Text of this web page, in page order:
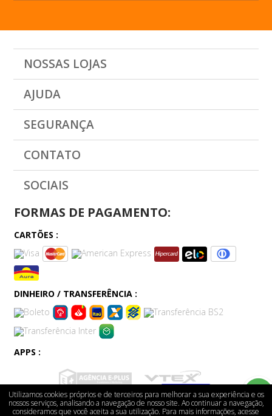
NOSSAS LOJAS
AJUDA
SEGURANÇA
CONTATO
SOCIAIS
FORMAS DE PAGAMENTO:
CARTÕES :
DINHEIRO / TRANSFERÊNCIA :
APPS :
Utilizamos cookies próprios e de terceiros para melhorar a sua experiência e os
nossos serviços, analisando a navegação de nosso site. Ao continuar a navegação,
consideramos que você aceita a sua utilização. Para mais informações, acesse